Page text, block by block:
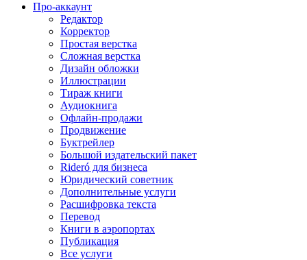
Про-аккаунт
Редактор
Корректор
Простая верстка
Сложная верстка
Дизайн обложки
Иллюстрации
Тираж книги
Аудиокнига
Офлайн-продажи
Продвижение
Буктрейлер
Большой издательский пакет
Rideró для бизнеса
Юридический советник
Дополнительные услуги
Расшифровка текста
Перевод
Книги в аэропортах
Публикация
Все услуги